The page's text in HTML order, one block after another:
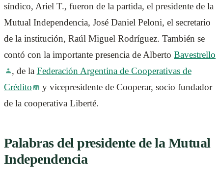
síndico, Ariel T., fueron de la partida, el presidente de la
Mutual Independencia, José Daniel Peloni, el secretario
de la institución, Raúl Miguel Rodríguez. También se
contó con la importante presencia de Alberto Bavestrello
, de la Federación Argentina de Cooperativas de
Crédito
y vicepresidente de Cooperar, socio fundador
de la cooperativa Liberté.
Palabras del presidente de la Mutual
Independencia